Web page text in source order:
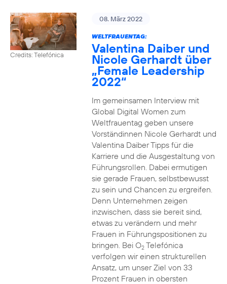
Credits: Telefónica
08. März 2022
WELTFRAUENTAG:
Valentina Daiber und
Nicole Gerhardt über
„Female Leadership
2022“
Im gemeinsamen Interview mit
Global Digital Women zum
Weltfrauentag geben unsere
Vorständinnen Nicole Gerhardt und
Valentina Daiber Tipps für die
Karriere und die Ausgestaltung von
Führungsrollen. Dabei ermutigen
sie gerade Frauen, selbstbewusst
zu sein und Chancen zu ergreifen.
Denn Unternehmen zeigen
inzwischen, dass sie bereit sind,
etwas zu verändern und mehr
Frauen in Führungspositionen zu
bringen. Bei O2Telefónica
verfolgen wir einen strukturellen
Ansatz, um unser Ziel von 33
Prozent Frauen in obersten